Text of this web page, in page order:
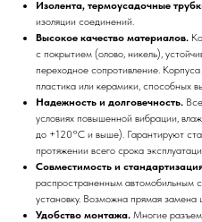
Изолента, термоусадочные
изоляции соединений.
Высокое качество материалов.
с покрытием (олово, никель),
переходное сопротивление.
пластика или керамики, способных
Надежность и долговечность.
условиях повышенной вибрации,
до +120°C и выше). Гарантируют
протяжении всего срока
Совместимость и
распространенным автомобильным
установку. Возможна прямая
Удобство монтажа. Многие